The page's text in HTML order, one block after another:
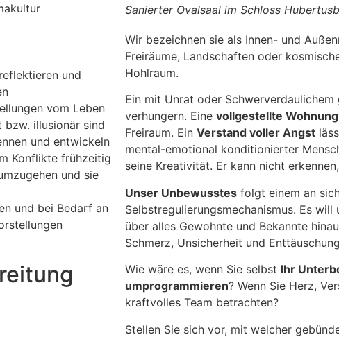
und
vom Leben
illusionär sind
und entwickeln
Konflikte frühzeitig
und sie
und bei Bedarf an
Sanierter Ovalsaal im Schloss
Wir bezeichnen sie als Innen- und
Freiräume, Landschaften oder
Hohlraum.
Ein mit Unrat oder
verhungern. Eine vollgestellte Wohnung
Freiraum. Ein Verstand voller Angst
mental-emotional konditionierter
seine Kreativität. Er kann nicht
Unser Unbewusstes folgt einem an
Selbstregulierungsmechanismus. Es
über alles Gewohnte und Bekannte
Schmerz, Unsicherheit und
Wie wäre es, wenn Sie selbst Ihr
umprogrammieren? Wenn Sie Herz,
kraftvolles Team betrachten?
Stellen Sie sich vor, mit welcher